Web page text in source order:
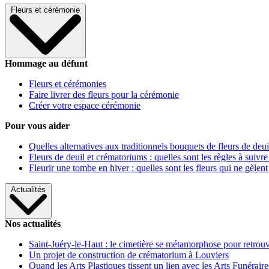
Fleurs et cérémonie
Hommage au défunt
Fleurs et cérémonies
Faire livrer des fleurs pour la cérémonie
Créer votre espace cérémonie
Pour vous aider
Quelles alternatives aux traditionnels bouquets de fleurs de
Fleurs de deuil et crématoriums : quelles sont les règles à
Fleurir une tombe en hiver : quelles sont les fleurs qui ne gèlent
Actualités
Nos actualités
Saint-Juéry-le-Haut : le cimetière se métamorphose pour
Un projet de construction de crématorium à Louviers
Quand les Arts Plastiques tissent un lien avec les Arts